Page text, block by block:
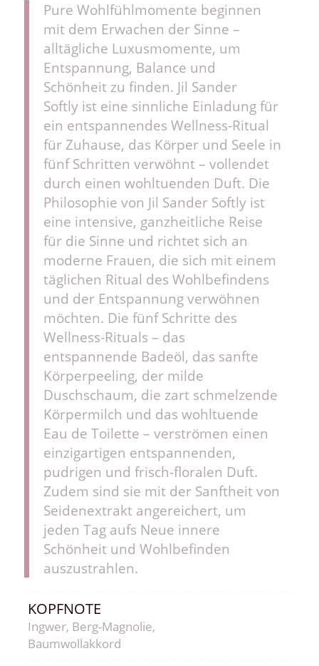
Pure Wohlfühlmomente beginnen
mit dem Erwachen der Sinne –
alltägliche Luxusmomente, um
Entspannung, Balance und
Schönheit zu finden. Jil Sander
Softly ist eine sinnliche Einladung für
ein entspannendes Wellness-Ritual
für Zuhause, das Körper und Seele in
fünf Schritten verwöhnt – vollendet
durch einen wohltuenden Duft. Die
Philosophie von Jil Sander Softly ist
eine intensive, ganzheitliche Reise
für die Sinne und richtet sich an
moderne Frauen, die sich mit einem
täglichen Ritual des Wohlbefindens
und der Entspannung verwöhnen
möchten. Die fünf Schritte des
Wellness-Rituals – das
entspannende Badeöl, das sanfte
Körperpeeling, der milde
Duschschaum, die zart schmelzende
Körpermilch und das wohltuende
Eau de Toilette – verströmen einen
einzigartigen entspannenden,
pudrigen und frisch-floralen Duft.
Zudem sind sie mit der Sanftheit von
Seidenextrakt angereichert, um
jeden Tag aufs Neue innere
Schönheit und Wohlbefinden
auszustrahlen.
KOPFNOTE
Ingwer, Berg-Magnolie,
Baumwollakkord